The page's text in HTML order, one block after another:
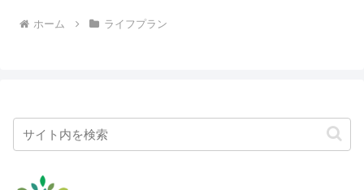
ホーム ライフプラン